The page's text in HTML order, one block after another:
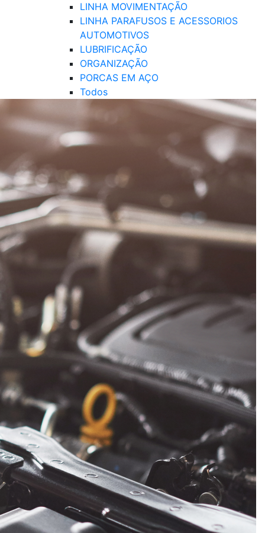
LINHA MOVIMENTAÇÃO
LINHA PARAFUSOS E ACESSORIOS
AUTOMOTIVOS
LUBRIFICAÇÃO
ORGANIZAÇÃO
PORCAS EM AÇO
Todos